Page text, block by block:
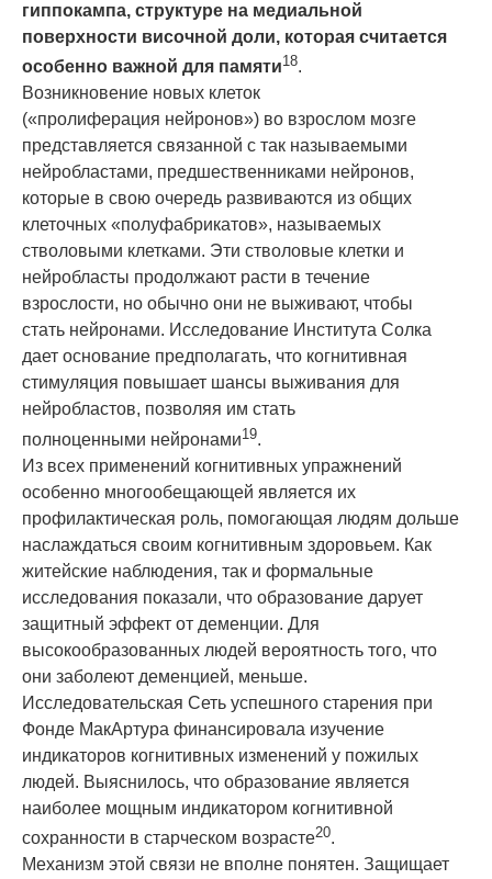
гиппокампа, структуре на медиальной
поверхности височной доли, которая считается
особенно важной для памяти18.
Возникновение новых клеток
(«пролиферация нейронов») во взрослом мозге
представляется связанной с так называемыми
нейробластами, предшественниками нейронов,
которые в свою очередь развиваются из общих
клеточных «полуфабрикатов», называемых
стволовыми клетками. Эти стволовые клетки и
нейробласты продолжают расти в течение
взрослости, но обычно они не выживают, чтобы
стать нейронами. Исследование Института Солка
дает основание предполагать, что когнитивная
стимуляция повышает шансы выживания для
нейробластов, позволяя им стать
полноценными нейронами19.
Из всех применений когнитивных упражнений
особенно многообещающей является их
профилактическая роль, помогающая людям дольше
наслаждаться своим когнитивным здоровьем. Как
житейские наблюдения, так и формальные
исследования показали, что образование дарует
защитный эффект от деменции. Для
высокообразованных людей вероятность того, что
они заболеют деменцией, меньше.
Исследовательская Сеть успешного старения при
Фонде МакАртура финансировала изучение
индикаторов когнитивных изменений у пожилых
людей. Выяснилось, что образование является
наиболее мощным индикатором когнитивной
сохранности в старческом возрасте20.
Механизм этой связи не вполне понятен. Защищает